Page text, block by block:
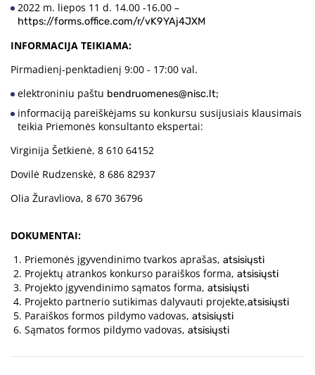
2022 m. liepos 11 d. 14.00 -16.00 –
https://forms.office.com/r/vK9YAj4JXM
INFORMACIJA TEIKIAMA:
Pirmadienį-penktadienį 9:00 - 17:00 val.
elektroniniu paštu bendruomenes@nisc.lt;
informaciją pareiškėjams su konkursu susijusiais klausimais
teikia Priemonės konsultanto ekspertai:
Virginija Šetkienė, 8 610 64152
Dovilė Rudzenskė, 8 686 82937
Olia Žuravliova, 8 670 36796
DOKUMENTAI:
Priemonės įgyvendinimo tvarkos aprašas, atsisiųsti
Projektų atrankos konkurso paraiškos forma, atsisiųsti
Projekto įgyvendinimo sąmatos forma, atsisiųsti
Projekto partnerio sutikimas dalyvauti projekte,atsisiųsti
Paraiškos formos pildymo vadovas, atsisiųsti
Sąmatos formos pildymo vadovas, atsisiųsti